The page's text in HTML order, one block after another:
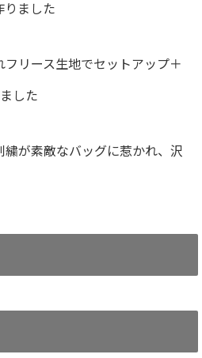
りました
リース生地でセットアップ＋
した
繍が素敵なバッグに惹かれ、沢